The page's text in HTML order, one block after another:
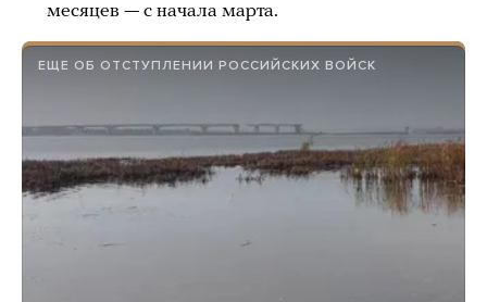
месяцев — с начала марта.
ЕЩЕ ОБ ОТСТУПЛЕНИИ РОССИЙСКИХ ВОЙСК